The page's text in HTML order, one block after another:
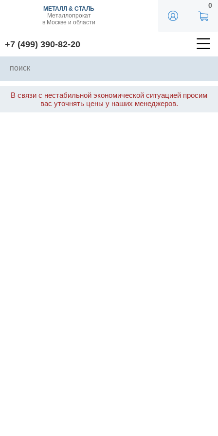
МЕТАЛЛ & СТАЛЬ
Металлопрокат
в Москве и области
+7 (499) 390-82-20
0
В связи с нестабильной экономической ситуацией просим
вас уточнять цены у наших менеджеров.